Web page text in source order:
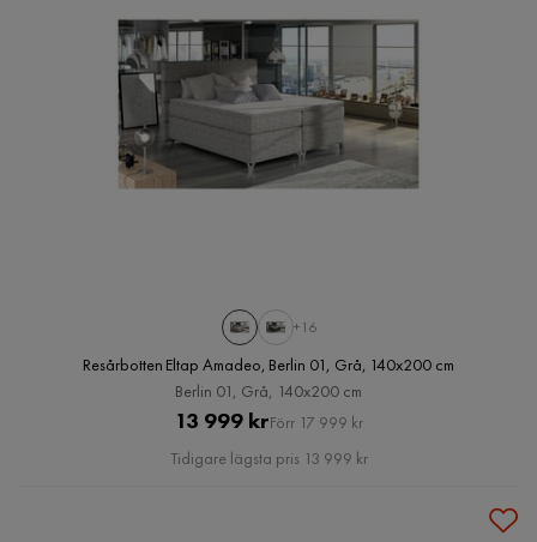
+16
Resårbotten Eltap Amadeo, Berlin 01, Grå, 140x200 cm
Berlin 01, Grå, 140x200 cm
Pris
13 999 krOriginal
Pris
Förr 17 999 kr
Tidigare lägsta pris 13 999 kr